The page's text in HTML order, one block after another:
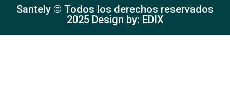
Santely © Todos los derechos reservados
2025 Design by: EDIX